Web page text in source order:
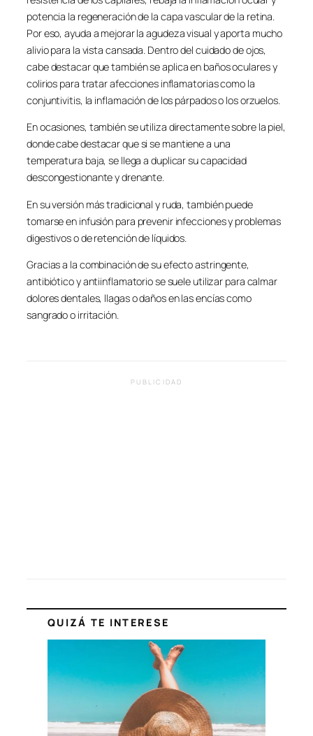
potencia la regeneración de la capa vascular de la retina.
Por eso, ayuda a mejorar la agudeza visual y aporta mucho
alivio para la vista cansada. Dentro del cuidado de ojos,
cabe destacar que también se aplica en baños oculares y
colirios para tratar afecciones inflamatorias como la
conjuntivitis, la inflamación de los párpados o los orzuelos.
En ocasiones, también se utiliza directamente sobre la piel,
donde cabe destacar que si se mantiene a una
temperatura baja, se llega a duplicar su capacidad
descongestionante y drenante.
En su versión más tradicional y ruda, también puede
tomarse en infusión para prevenir infecciones y problemas
digestivos o de retención de líquidos.
Gracias a la combinación de su efecto astringente,
antibiótico y antiinflamatorio se suele utilizar para calmar
dolores dentales, llagas o daños en las encías como
sangrado o irritación.
PUBLICIDAD
QUIZÁ TE INTERESE